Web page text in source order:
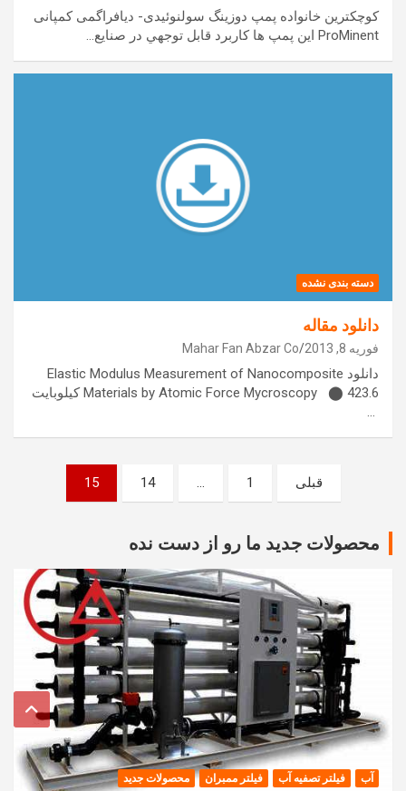
كوچكترين خانواده پمپ دوزينگ سولنوئيدی- ديافراگمی كمپانی
ProMinent اين پمپ ‌ها كاربرد قابل توجهي در صنايع…
دسته بندی نشده
دانلود مقاله
فوریه 8, 2013 Mahar Fan Abzar Co
دانلود Elastic Modulus Measurement of Nanocomposite
Materials by Atomic Force Mycroscopy ⬤ 423.6 کیلوبایت
…
صفحه‌بندی
نوشته‌ها
قبلی 1
…
14
15
محصولات جدید ما رو از دست نده
آب فیلتر تصفیه آب فیلتر ممبران محصولات جدید